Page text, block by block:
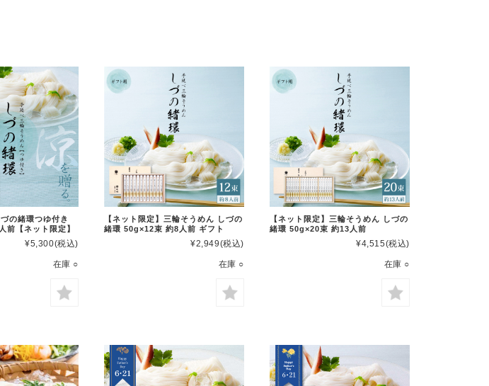
の緒環つゆ付き
前【ネット限定】
¥5,300(税込)
在庫 ○
【ネット限定】三輪そうめん しづの
緒環 50g×12束 約8人前 ギフト
¥2,949(税込)
在庫 ○
【ネット限定】三輪そうめん しづの
緒環 50g×20束 約13人前
¥4,515(税込)
在庫 ○